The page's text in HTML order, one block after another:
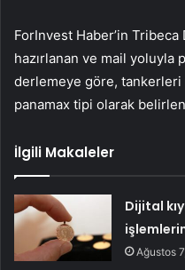
ForInvest Haber’in
hazırlanan ve mail yoluyla
derlemeye göre, tankerleri
panamax tipi olarak
İlgili Makaleler
Dijital
Ağustos